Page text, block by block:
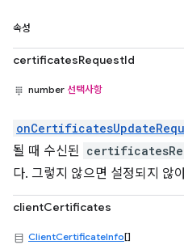
속성
certificatesRequestId
number 선택사항
될 때 수신된
다. 그렇지 않으면 설정되지 않
clientCertificates
ClientCertificateInfo[]